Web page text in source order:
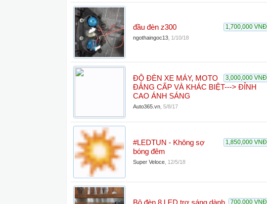
1,700,000 VNĐ
đầu đèn z300
ngothaingoc13 1/10/18
3,000,000 VNĐ
ĐỘ ĐÈN XE MÁY, MOTO
ĐẲNG CẤP VÀ KHÁC BIỆT---> ĐỈNH
CAO ÁNH SÁNG
Auto365.vn 5/8/17
1,850,000 VNĐ
#LEDTUN - Không sợ
bóng đêm
Super Veloce 12/5/18
700,000 VNĐ